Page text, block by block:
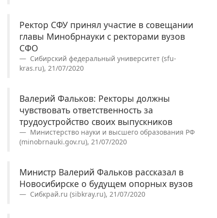
Ректор СФУ принял участие в совещании
главы Минобрнауки с ректорами вузов
СФО
Сибирский федеральный университет (sfu-
kras.ru), 21/07/2020
Валерий Фальков: Ректоры должны
чувствовать ответственность за
трудоустройство своих выпускников
Министерство науки и высшего образования РФ
(minobrnauki.gov.ru), 21/07/2020
Министр Валерий Фальков рассказал в
Новосибирске о будущем опорных вузов
Сибкрай.ru (sibkray.ru), 21/07/2020